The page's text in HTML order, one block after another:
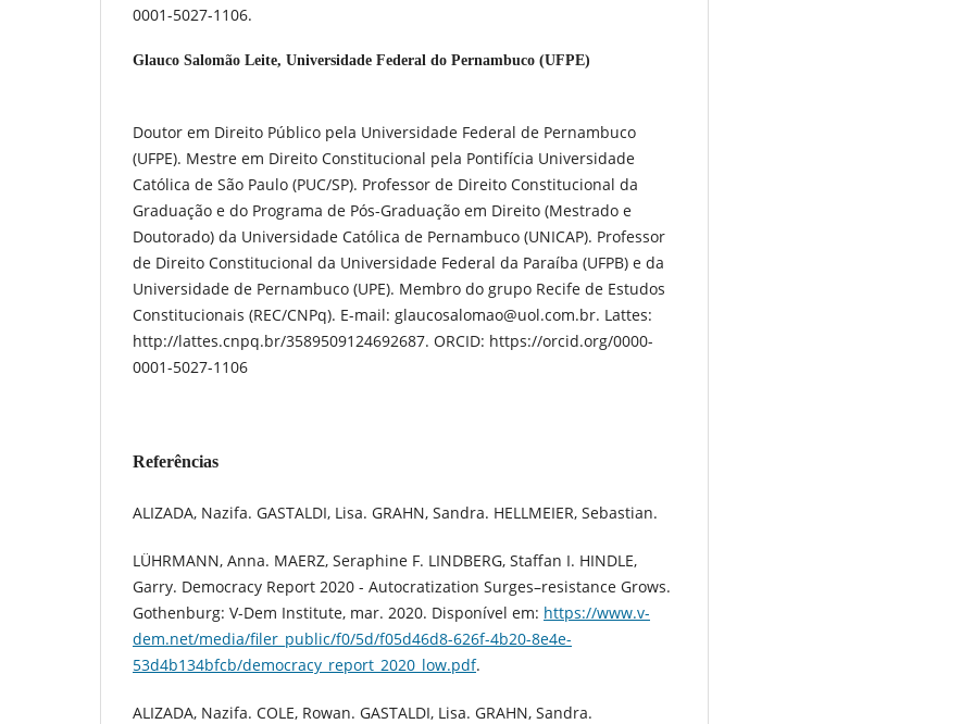
0001-5027-1106.
Glauco Salomão Leite, Universidade Federal do Pernambuco (UFPE)
Doutor em Direito Público pela Universidade Federal de Pernambuco
(UFPE). Mestre em Direito Constitucional pela Pontifícia Universidade
Católica de São Paulo (PUC/SP). Professor de Direito Constitucional da
Graduação e do Programa de Pós-Graduação em Direito (Mestrado e
Doutorado) da Universidade Católica de Pernambuco (UNICAP). Professor
de Direito Constitucional da Universidade Federal da Paraíba (UFPB) e da
Universidade de Pernambuco (UPE). Membro do grupo Recife de Estudos
Constitucionais (REC/CNPq). E-mail: glaucosalomao@uol.com.br. Lattes:
http://lattes.cnpq.br/3589509124692687. ORCID: https://orcid.org/0000-
0001-5027-1106
Referências
ALIZADA, Nazifa. GASTALDI, Lisa. GRAHN, Sandra. HELLMEIER, Sebastian.
LÜHRMANN, Anna. MAERZ, Seraphine F. LINDBERG, Staffan I. HINDLE,
Garry. Democracy Report 2020 - Autocratization Surges–resistance Grows.
Gothenburg: V-Dem Institute, mar. 2020. Disponível em: https://www.v-
dem.net/media/filer_public/f0/5d/f05d46d8-626f-4b20-8e4e-
53d4b134bfcb/democracy_report_2020_low.pdf.
ALIZADA, Nazifa. COLE, Rowan. GASTALDI, Lisa. GRAHN, Sandra.